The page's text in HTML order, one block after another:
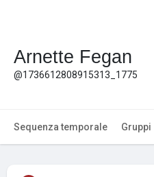
Arnette Fegan
@1736612808915313_1775
Sequenza temporale Gruppi